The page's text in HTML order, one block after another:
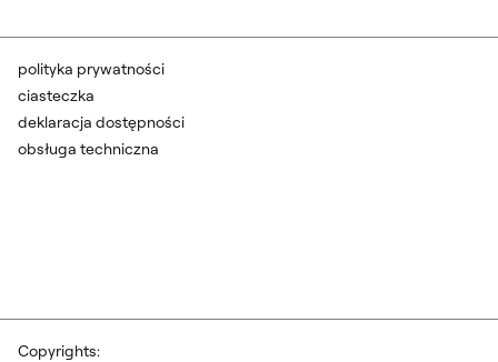
Copyrights:
polityka prywatności
ciasteczka
deklaracja dostępności
obsługa techniczna